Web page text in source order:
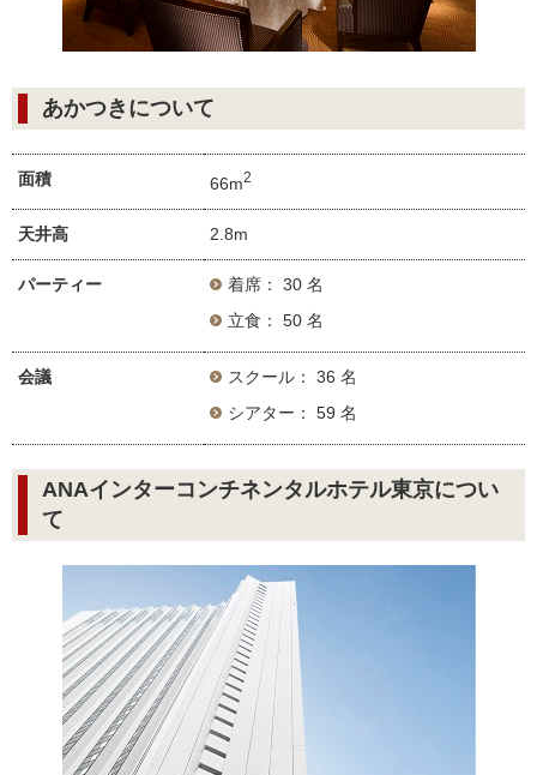
あかつきについて
面積 66m2
天井高 2.8m
パーティー
着席： 30 名
立食： 50 名
会議
スクール： 36 名
シアター： 59 名
ANAインターコンチネンタルホテル東京につい
て